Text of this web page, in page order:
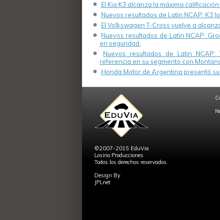
El Kia K3 alcanza la máxima
Nuevos resultados de Latin NCAP: K3
El Volkswagen T-Cross vuelve a
Nuevos resultados de Latin NCAP:
en seguridad.
Nuevos resultados de Latin
referencia en su segmento con
Honda Motor de Argentina presentó
©2007-2015 EduVia
Losino Producciones
Todos los derechos reservados.
Design By
JPLnet